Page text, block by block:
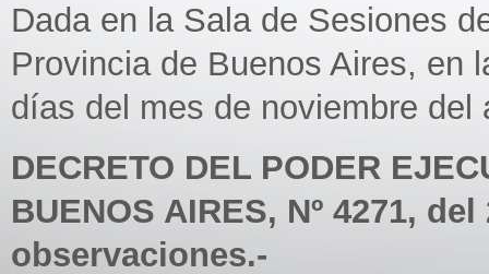
Dada en la Sala de Sesiones
Provincia de Buenos Aires, en
días del mes de noviembre del
DECRETO DEL PODER
BUENOS AIRES, Nº 4271,
observaciones.-